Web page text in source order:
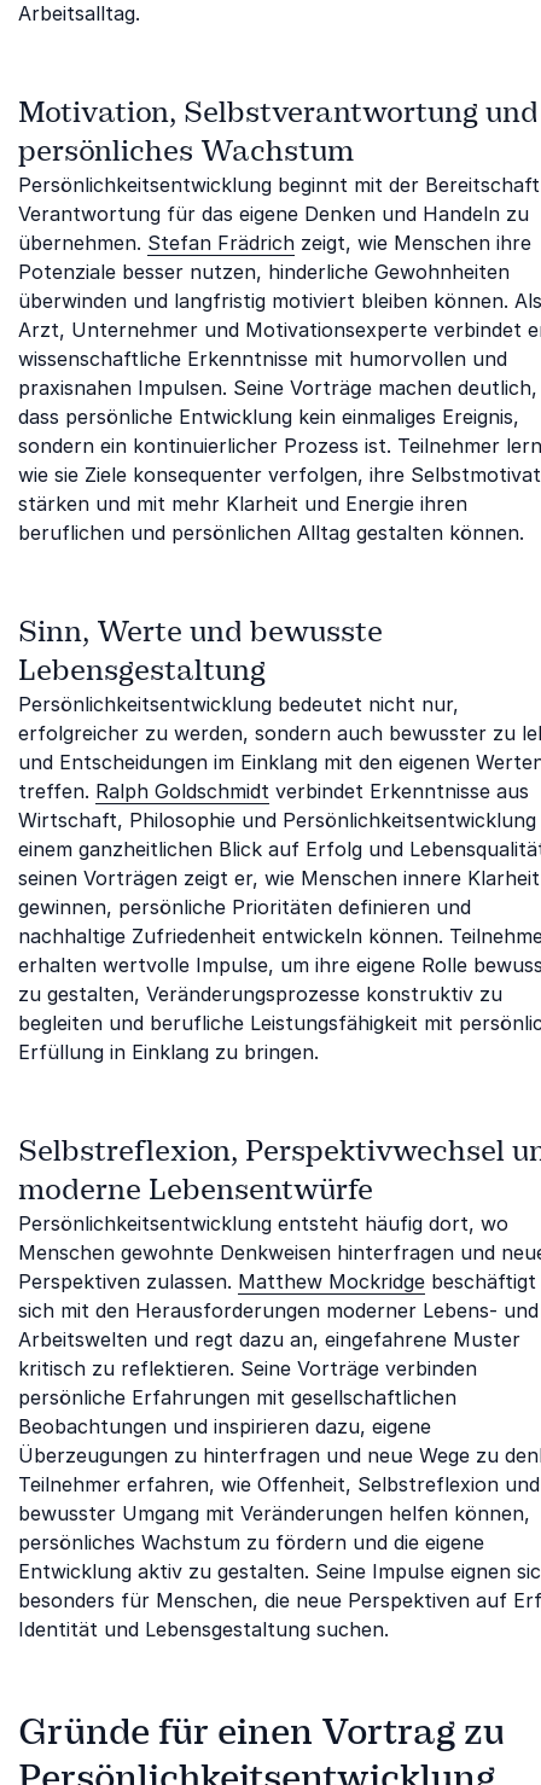
Arbeitsalltag.
Motivation, Selbstverantwortung und
persönliches Wachstum
Persönlichkeitsentwicklung beginnt mit der
Verantwortung für das eigene Denken und Handeln zu
übernehmen. Stefan Frädrich zeigt, wie Menschen ihre
Potenziale besser nutzen, hinderliche Gewohnheiten
überwinden und langfristig motiviert bleiben können. Als
Arzt, Unternehmer und Motivationsexperte verbindet
wissenschaftliche Erkenntnisse mit humorvollen und
praxisnahen Impulsen. Seine Vorträge machen deutlich,
dass persönliche Entwicklung kein einmaliges Ereignis,
sondern ein kontinuierlicher Prozess ist. Teilnehmer
wie sie Ziele konsequenter verfolgen, ihre
stärken und mit mehr Klarheit und Energie ihren
beruflichen und persönlichen Alltag gestalten können.
Sinn, Werte und bewusste
Lebensgestaltung
Persönlichkeitsentwicklung bedeutet nicht nur,
erfolgreicher zu werden, sondern auch bewusster zu
und Entscheidungen im Einklang mit den eigenen
treffen. Ralph Goldschmidt verbindet Erkenntnisse aus
Wirtschaft, Philosophie und
einem ganzheitlichen Blick auf Erfolg und
seinen Vorträgen zeigt er, wie Menschen innere Klarheit
gewinnen, persönliche Prioritäten definieren und
nachhaltige Zufriedenheit entwickeln können.
erhalten wertvolle Impulse, um ihre eigene Rolle
zu gestalten, Veränderungsprozesse konstruktiv zu
begleiten und berufliche Leistungsfähigkeit mit
Erfüllung in Einklang zu bringen.
Selbstreflexion, Perspektivwechsel
moderne Lebensentwürfe
Persönlichkeitsentwicklung entsteht häufig dort, wo
Menschen gewohnte Denkweisen hinterfragen und
Perspektiven zulassen. Matthew Mockridge beschäftigt
sich mit den Herausforderungen moderner Lebens- und
Arbeitswelten und regt dazu an, eingefahrene Muster
kritisch zu reflektieren. Seine Vorträge verbinden
persönliche Erfahrungen mit gesellschaftlichen
Beobachtungen und inspirieren dazu, eigene
Überzeugungen zu hinterfragen und neue Wege zu
Teilnehmer erfahren, wie Offenheit, Selbstreflexion
bewusster Umgang mit Veränderungen helfen können,
persönliches Wachstum zu fördern und die eigene
Entwicklung aktiv zu gestalten. Seine Impulse eignen
besonders für Menschen, die neue Perspektiven auf
Identität und Lebensgestaltung suchen.
Gründe für einen Vortrag zu